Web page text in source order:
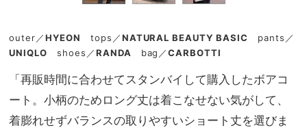
outer／HYEON tops／NATURAL BEAUTY BASIC
pants／
UNIQLO shoes／RANDA bag／CARBOTTI
「再販時間に合わせてスタンバイして購入したボアコ
ート。小柄のためロング丈は着こなせない気がして、
着膨れせずバランスの取りやすいショート丈を選びま